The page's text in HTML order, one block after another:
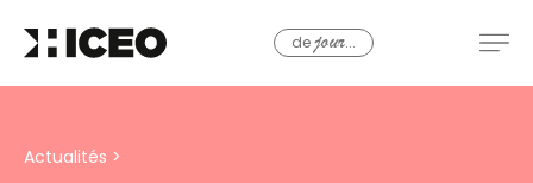
dejour...
Actualités >